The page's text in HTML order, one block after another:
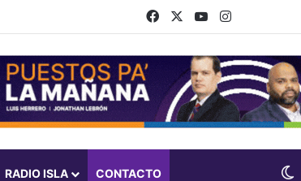
FacebookYouTubeInstagram
RADIO ISLA CONTACTO